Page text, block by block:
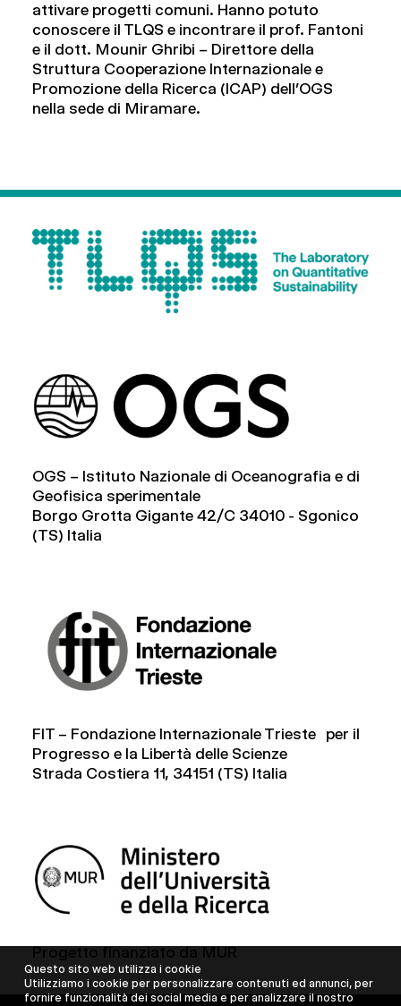
attivare progetti comuni. Hanno potuto
conoscere il TLQS e incontrare il prof. Fantoni
e il dott. Mounir Ghribi – Direttore della
Struttura Cooperazione Internazionale e
Promozione della Ricerca (ICAP) dell’OGS
nella sede di Miramare.
OGS – Istituto Nazionale di Oceanografia e di
Geofisica sperimentale
Borgo Grotta Gigante 42/C 34010 - Sgonico
(TS) Italia
FIT – Fondazione Internazionale Trieste per il
Progresso e la Libertà delle Scienze
Strada Costiera 11, 34151 (TS) Italia
Progetto finanziato da MUR
Questo sito web utilizza i cookie
Utilizziamo i cookie per personalizzare contenuti ed annunci, per
fornire funzionalità dei social media e per analizzare il nostro